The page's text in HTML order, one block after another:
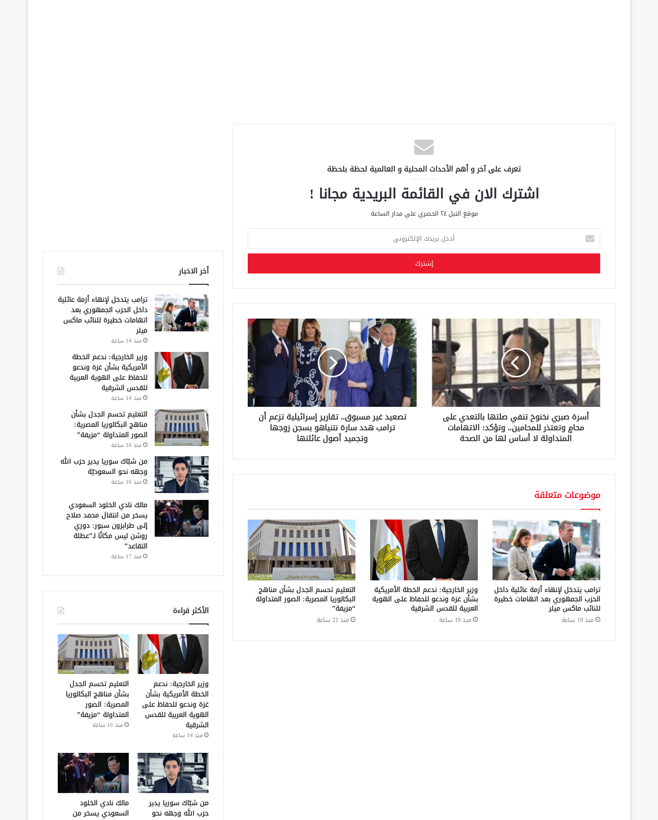
تعرف على آخر و أهم الأحداث المحلية و العالمية لحظة بلحظة
اشترك الان في القائمة البريدية مجانا !
موقع النيل ٢٤ الحصري علي مدار الساعة
خ
ب
ر
د
ك
ل
ك
ت
ر
ن
أسرة صبري نخنوخ تنفي صلتها بالتعدي على
محامٍ وتعتذر للمحامين.. وتؤكد: الاتهامات
المتداولة لا أساس لها من الصحة
تصعيد غير مسبوق.. تقارير إسرائيلية تزعم أن
ترامب هدد سارة نتنياهو بسجن زوجها
وتجميد أصول عائلتها
موضوعات متعلقة
ترامب يتدخل لإنهاء أزمة عائلية داخل
الحزب الجمهوري بعد اتهامات خطيرة
للنائب ماكس ميلر
منذ 19 ساعة
وزير الخارجية: ندعم الخطة الأمريكية
بشأن غزة وندعو للحفاظ على الهوية
العربية للقدس الشرقية
منذ 19 ساعة
التعليم تحسم الجدل بشأن مناهج
البكالوريا المصرية: الصور المتداولة
“مزيفة”
منذ 21 ساعة
أخر الاخبار
ترامب يتدخل لإنهاء أزمة عائلية
داخل الحزب الجمهوري بعد
اتهامات خطيرة للنائب ماكس
ميلر
منذ 14 ساعة
وزير الخارجية: ندعم الخطة
الأمريكية بشأن غزة وندعو
للحفاظ على الهوية العربية
للقدس الشرقية
منذ 14 ساعة
التعليم تحسم الجدل بشأن
مناهج البكالوريا المصرية:
الصور المتداولة “مزيفة”
منذ 16 ساعة
من شبّاك سوريا يدير حزب الله
وجهه نحو السعوديّة
منذ 16 ساعة
مالك نادي الخلود السعودي
يسخر من انتقال محمد صلاح
إلى طرابزون سبور: دوري
روشن ليس مكانًا لـ”عطلة
التقاعد”
منذ 17 ساعة
الأكثر قراءة
وزير الخارجية: ندعم
الخطة الأمريكية بشأن
غزة وندعو للحفاظ على
الهوية العربية للقدس
الشرقية
منذ 14 ساعة
التعليم تحسم الجدل
بشأن مناهج البكالوريا
المصرية: الصور
المتداولة “مزيفة”
منذ 16 ساعة
من شبّاك سوريا يدير
حزب الله وجهه نحو
مالك نادي الخلود
السعودي يسخر من